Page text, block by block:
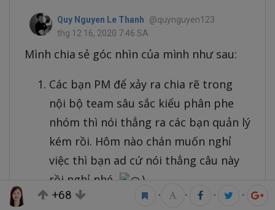
Quy Nguyen Le Thanh
@quynguyen123
thg 12 16, 2020 7:46 SA
Mình chia sẻ góc nhìn của mình như sau:
Các bạn PM để xảy ra chia rẽ trong
nội bộ team sâu sắc kiểu phân phe
nhóm thì nói thẳng ra các bạn quản lý
kém rồi. Hôm nào chán muốn nghỉ
việc thì bạn ad cứ nói thẳng câu này
rồi nghỉ nhé.
)
+68 • • • •